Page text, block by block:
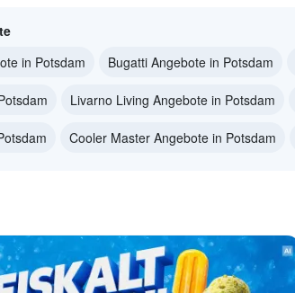
in Potsdam
Bugatti Angebote in Potsdam
Livarno Living Angebote in Potsdam
Cooler Master Angebote in Potsdam